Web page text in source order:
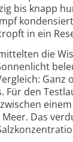
bis knapp
in ein
die
Für den
Das